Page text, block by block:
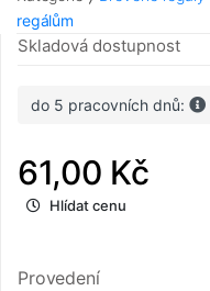
regálům
Skladová dostupnost
do 5 pracovních dnů:
61,00 Kč
Hlídat cenu
Provedení